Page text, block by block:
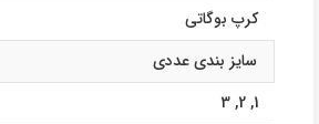
کرپ بوگاتی
سایز بندی عددی
1
,
2
,
3